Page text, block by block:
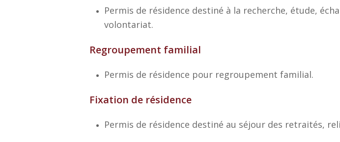
Permis de résidence destiné à la recherche, étude,
volontariat.
Regroupement familial
Permis de résidence pour regroupement familial.
Fixation de résidence
Permis de résidence destiné au séjour des retraités,